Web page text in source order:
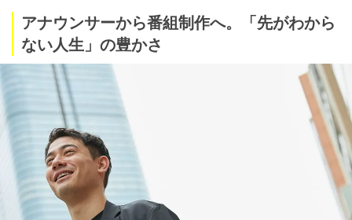
アナウンサーから番組制作へ。「先がわから
ない人生」の豊かさ